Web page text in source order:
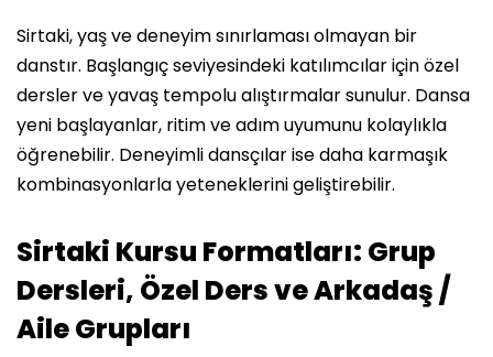
Sirtaki, yaş ve deneyim sınırlaması olmayan bir
danstır. Başlangıç seviyesindeki katılımcılar için özel
dersler ve yavaş tempolu alıştırmalar sunulur. Dansa
yeni başlayanlar, ritim ve adım uyumunu kolaylıkla
öğrenebilir. Deneyimli dansçılar ise daha karmaşık
kombinasyonlarla yeteneklerini geliştirebilir.
Sirtaki Kursu Formatları: Grup
Dersleri, Özel Ders ve Arkadaş /
Aile Grupları